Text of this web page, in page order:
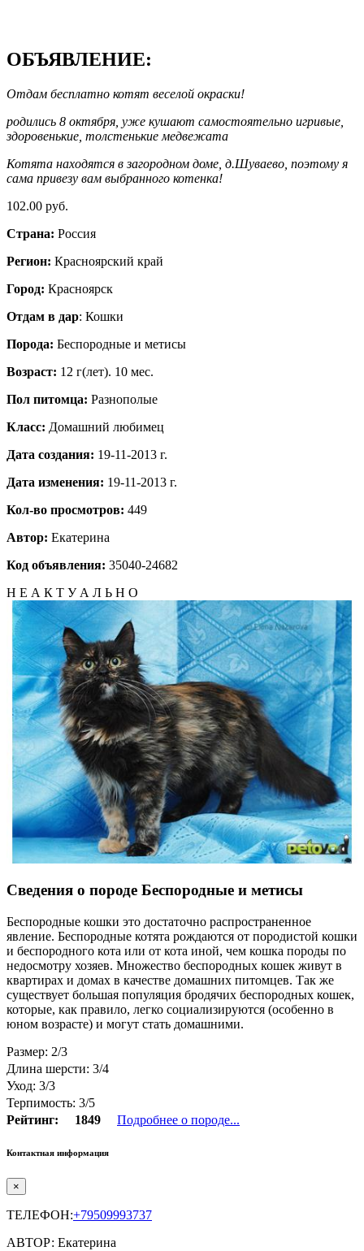
ОБЪЯВЛЕНИЕ:
Отдам бесплатно котят веселой окраски!
родились 8 октября, уже кушают самостоятельно игривые,
здоровенькие, толстенькие медвежата
Котята находятся в загородном доме, д.Шуваево, поэтому я
сама привезу вам выбранного котенка!
102.00 руб.
Страна: Россия
Регион: Красноярский край
Город: Красноярск
Отдам в дар: Кошки
Порода: Беспородные и метисы
Возраст: 12 г(лет). 10 мес.
Пол питомца: Разнополые
Класс: Домашний любимец
Дата создания: 19-11-2013 г.
Дата изменения: 19-11-2013 г.
Кол-во просмотров: 449
Автор: Екатерина
Код объявления: 35040-24682
Н Е А К Т У А Л Ь Н О
Сведения о породе Беспородные и метисы
Беспородные кошки это достаточно распространенное
явление. Беспородные котята рождаются от породистой кошки
и беспородного кота или от кота иной, чем кошка породы по
недосмотру хозяев. Множество беспородных кошек живут в
квартирах и домах в качестве домашних питомцев. Так же
существует большая популяция бродячих беспородных кошек,
которые, как правило, легко социализируются (особенно в
юном возрасте) и могут стать домашними.
Размер: 2/3
Длина шерсти: 3/4
Уход: 3/3
Терпимость: 3/5
Рейтинг:
1849 Подробнее о породе...
Контактная информация
×
ТЕЛЕФОН:+79509993737
АВТОР: Екатерина